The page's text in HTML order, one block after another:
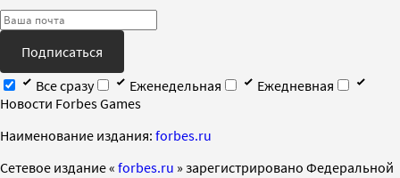
Подписаться
Все сразу
Еженедельная
Ежедневная
Новости Forbes Games
Наименование издания: forbes.ru
Cетевое издание « forbes.ru » зарегистрировано Федеральной